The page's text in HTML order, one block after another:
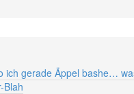
ich gerade Äppel bashe…
Blah